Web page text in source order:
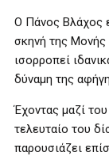
Ο Πάνος Βλάχος
σκηνή της
ισορροπεί
δύναμη της
Έχοντας μαζί
τελευταίο του
παρουσιάζει